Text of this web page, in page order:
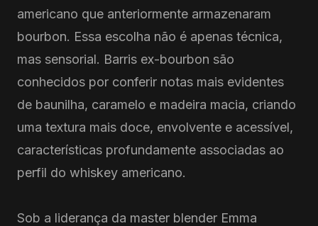
americano que anteriormente armazenaram
bourbon. Essa escolha não é apenas técnica,
mas sensorial. Barris ex-bourbon são
conhecidos por conferir notas mais evidentes
de baunilha, caramelo e madeira macia, criando
uma textura mais doce, envolvente e acessível,
características profundamente associadas ao
perfil do whiskey americano.
Sob a liderança da master blender Emma